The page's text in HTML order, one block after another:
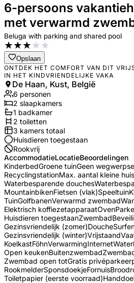
6-persoons
met verwarmd
Beluga with parking and shared pool
★★★★★
Opslaan
ONTDEK HET COMFORT VAN DIT
IN HET KINDVRIENDELIJKE VAKA
De Haan, Kust, België
6 personen
2 slaapkamers
1 badkamer
2 toiletten
3 kamers totaal
Huisdieren toegestaan
Rookvrij
AccommodatieLocatieBeoordelingen
KinderbedGroene tuinGeen
RecyclingstationMax. aantal kleine
Waterbesparende douches
MountainbikenFietsen (vlak)Speeltuin
TuinGolfbanenVerwarmd zwembad
Elektrisch koffiezetapparaatOven
Huisdieren toegestaanZwembad
Gezinsvriendelijk (zomer)Douche
Gezinsvriendelijk (winter)Vrijstaand
KoelkastFöhnVerwarmingInternet
Open keukenBuitenzwembad
Zwembad open totGratis
RookmelderSponsdoekjeFornuis
Toiletpapier (eerste voorraad)